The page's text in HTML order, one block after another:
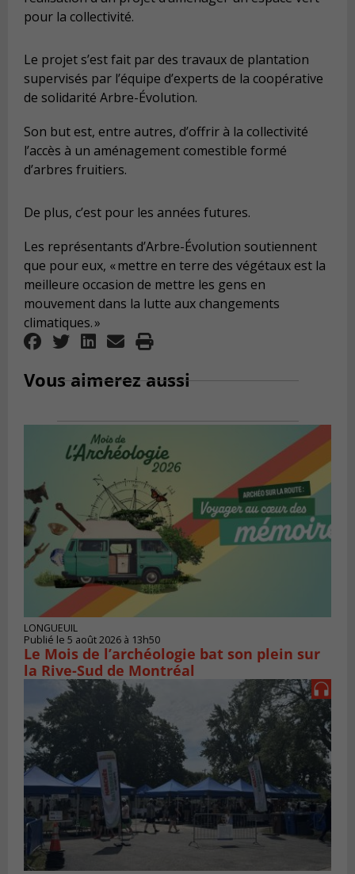
pour la collectivité.
Le projet s’est fait par des travaux de plantation
supervisés par l’équipe d’experts de la coopérative
de solidarité Arbre-Évolution.
Son but est, entre autres, d’offrir à la collectivité
l’accès à un aménagement comestible formé
d’arbres fruitiers.
De plus, c’est pour les années futures.
Les représentants d’Arbre-Évolution soutiennent
que pour eux, « mettre en terre des végétaux est la
meilleure occasion de mettre les gens en
mouvement dans la lutte aux changements
climatiques. »
Vous aimerez aussi
LONGUEUIL
Publié le 5 août 2026 à 13h50
Le Mois de l’archéologie bat son plein sur
la Rive-Sud de Montréal